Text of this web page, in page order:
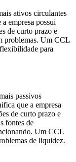
ativos circulantes
empresa possui
de curto prazo e
problemas. Um CCL
para
passivos
que a empresa
de curto prazo e
fontes de
Um CCL
de liquidez.